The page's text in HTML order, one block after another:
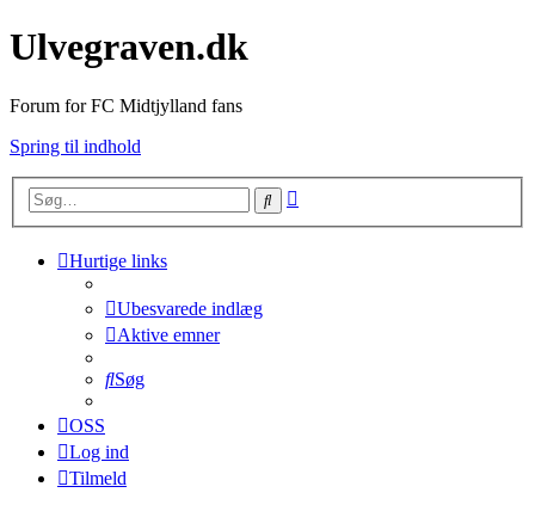
Ulvegraven.dk
Forum for FC Midtjylland fans
Spring til indhold
Søg
Hurtige links
Ubesvarede indlæg
Aktive emner
Søg
OSS
Log ind
Tilmeld